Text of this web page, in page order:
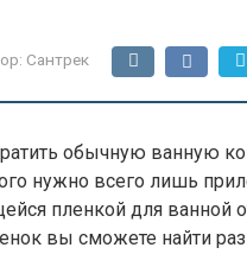
Сантрек
обычную ванную
нужно всего лишь
пленкой для ванной
вы сможете найти